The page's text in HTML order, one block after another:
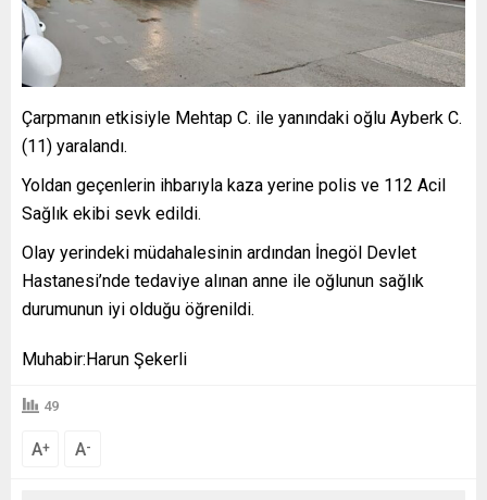
Çarpmanın etkisiyle Mehtap C. ile yanındaki oğlu Ayberk C.
(11) yaralandı.
Yoldan geçenlerin ihbarıyla kaza yerine polis ve 112 Acil
Sağlık ekibi sevk edildi.
Olay yerindeki müdahalesinin ardından İnegöl Devlet
Hastanesi’nde tedaviye alınan anne ile oğlunun sağlık
durumunun iyi olduğu öğrenildi.
Muhabir:Harun Şekerli
49
A+ A-